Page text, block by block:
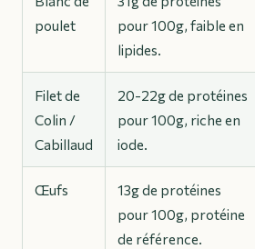
poulet
pour 100g, faible en
lipides.
Filet de
Colin /
Cabillaud
20-22g de protéines
pour 100g, riche en
iode.
Œufs
13g de protéines
pour 100g, protéine
de référence.